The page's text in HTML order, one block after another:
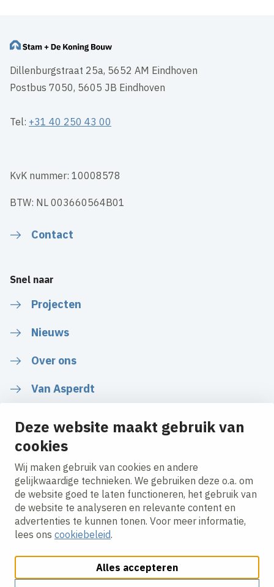
Deze website maakt gebruik van
cookies
Wij maken gebruik van cookies en andere
gelijkwaardige technieken. We gebruiken deze o.a. om
de website goed te laten functioneren, het gebruik van
de website te analyseren en relevante content en
advertenties te kunnen tonen. Voor meer informatie,
lees ons cookiebeleid.
Alles accepteren
Dillenburgstraat 25a, 5652 AM Eindhoven
Postbus 7050, 5605 JB Eindhoven
Tel: +31 40 250 43 00
KvK nummer: 10008578
BTW: NL 003660564B01
Contact
Snel naar
Projecten
Nieuws
Over ons
Van Asperdt
LinkedInInstagramFacebookYouTube
Cookies aanpassenCookie beleidPrivacy policy